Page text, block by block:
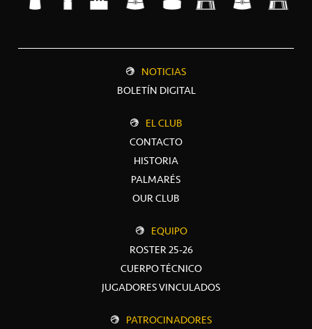
NOTICIAS
BOLETÍN DIGITAL
EL CLUB
CONTACTO
HISTORIA
PALMARÉS
OUR CLUB
EQUIPO
ROSTER 25-26
CUERPO TÉCNICO
JUGADORES VINCULADOS
PATROCINADORES